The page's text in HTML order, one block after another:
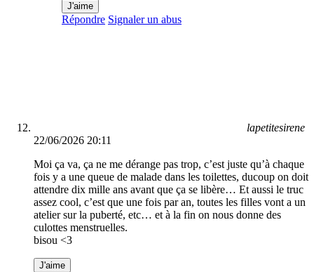
J'aime
Répondre Signaler un abus
lapetitesirene
22/06/2026 20:11
Moi ça va, ça ne me dérange pas trop, c’est juste qu’à chaque
fois y a une queue de malade dans les toilettes, ducoup on doit
attendre dix mille ans avant que ça se libère… Et aussi le truc
assez cool, c’est que une fois par an, toutes les filles vont a un
atelier sur la puberté, etc… et à la fin on nous donne des
culottes menstruelles.
bisou <3
J'aime